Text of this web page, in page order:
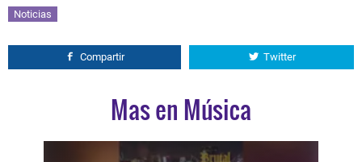
Noticias
Compartir Twitter
Mas en Música